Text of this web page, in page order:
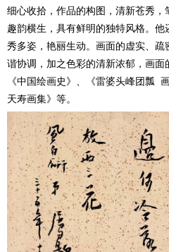
细心收拾，作品的构图，清新苍秀，
趣韵横生，具有鲜明的独特风格。
秀多姿，艳丽生动。画面的虚实、
谐协调，加之色彩的清新浓郁，画
《中国绘画史》、《雷婆头峰团瓢
天寿画集》等。